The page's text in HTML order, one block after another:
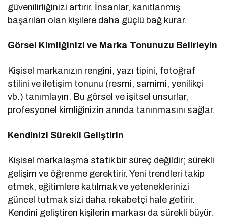
güvenilirliğinizi artırır. İnsanlar, kanıtlanmış
başarıları olan kişilere daha güçlü bağ kurar.
Görsel Kimliğinizi ve Marka Tonunuzu Belirleyin
Kişisel markanızın rengini, yazı tipini, fotoğraf
stilini ve iletişim tonunu (resmi, samimi, yenilikçi
vb.) tanımlayın. Bu görsel ve işitsel unsurlar,
profesyonel kimliğinizin anında tanınmasını sağlar.
Kendinizi Sürekli Geliştirin
Kişisel markalaşma statik bir süreç değildir; sürekli
gelişim ve öğrenme gerektirir. Yeni trendleri takip
etmek, eğitimlere katılmak ve yeteneklerinizi
güncel tutmak sizi daha rekabetçi hale getirir.
Kendini geliştiren kişilerin markası da sürekli büyür.